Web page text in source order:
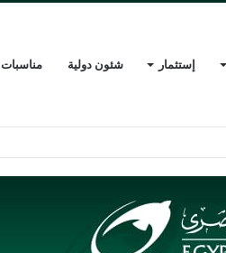
إستثمار شئون دولية مناسبات